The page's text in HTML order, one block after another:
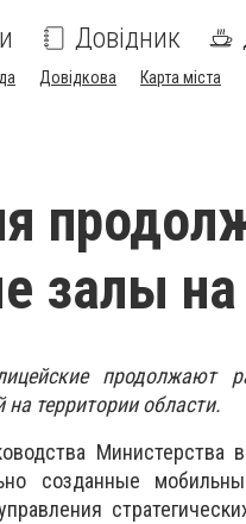
Довідник
Довідкова Карта міста
залы
продолжают
территории области.
Министерства
созданные